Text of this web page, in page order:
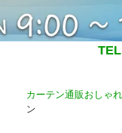
カーテン通販おしゃ
ン